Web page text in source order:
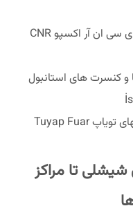
19 کیلومتر تا مرکز برگزاری نمایشگاه های سی ان آر اکسپو CNR
و کنسرت های استانبول
37 کیلومتر تا مرکز برگزاری نمایشگاه ههای تویاپ Tuyap Fuar
شیشلی تا مراکز